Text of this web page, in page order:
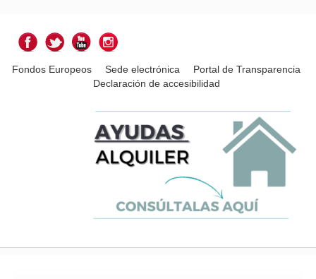
Fondos Europeos Sede electrónica
Portal de Transparencia
Declaración de accesibilidad